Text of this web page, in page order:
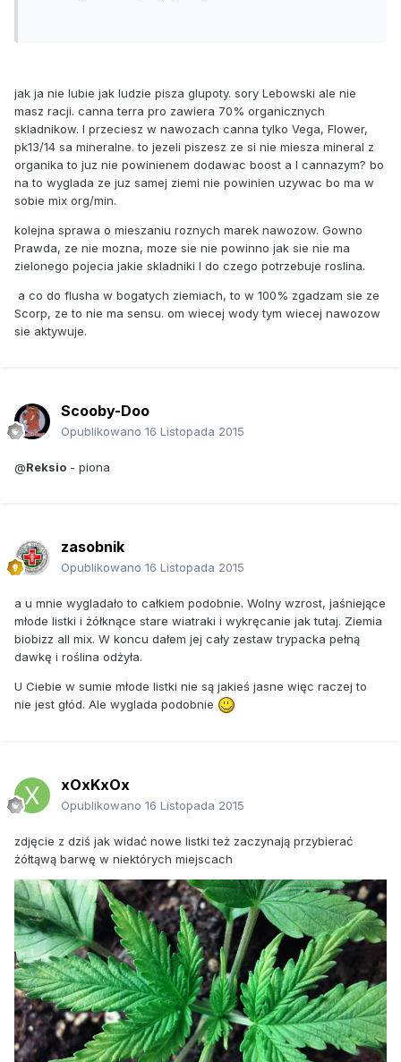
jak ja nie lubie jak ludzie pisza glupoty. sory Lebowski ale nie
masz racji. canna terra pro zawiera 70% organicznych
skladnikow. I przeciesz w nawozach canna tylko Vega, Flower,
pk13/14 sa mineralne. to jezeli piszesz ze si nie miesza mineral z
organika to juz nie powinienem dodawac boost a I cannazym? bo
na to wyglada ze juz samej ziemi nie powinien uzywac bo ma w
sobie mix org/min.
kolejna sprawa o mieszaniu roznych marek nawozow. Gowno
Prawda, ze nie mozna, moze sie nie powinno jak sie nie ma
zielonego pojecia jakie skladniki I do czego potrzebuje roslina.
a co do flusha w bogatych ziemiach, to w 100% zgadzam sie ze
Scorp, ze to nie ma sensu. om wiecej wody tym wiecej nawozow
sie aktywuje.
Scooby-Doo
Opublikowano 16 Listopada 2015
@Reksio - piona
zasobnik
Opublikowano 16 Listopada 2015
a u mnie wygladało to całkiem podobnie. Wolny wzrost, jaśniejące
młode listki i żółknące stare wiatraki i wykręcanie jak tutaj. Ziemia
biobizz all mix. W koncu dałem jej cały zestaw trypacka pełną
dawkę i roślina odżyła.
U Ciebie w sumie młode listki nie są jakieś jasne więc raczej to
nie jest głód. Ale wyglada podobnie
xOxKxOx
Opublikowano 16 Listopada 2015
zdjęcie z dziś jak widać nowe listki też zaczynają przybierać
żółtąwą barwę w niektórych miejscach